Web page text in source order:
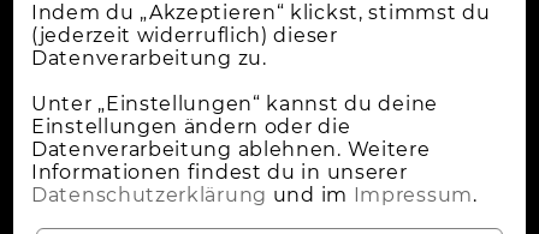
Indem du „Akzeptieren“ klickst, stimmst du
(jederzeit widerruflich) dieser
Datenverarbeitung zu.
Unter „Einstellungen“ kannst du deine
Einstellungen ändern oder die
Datenverarbeitung ablehnen. Weitere
Informationen findest du in unserer
Datenschutzerklärung und im Impressum.